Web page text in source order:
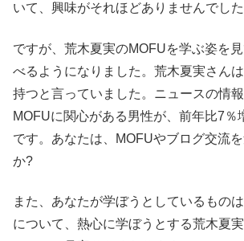
いて、興味がそれほどありませんでした
ですが、荒木夏実のMOFUを学ぶ姿を
べるようになりました。荒木夏実さん
持つと言っていました。ニュースの情報
MOFUに関心がある男性が、前年比7％
です。あなたは、MOFUやブログ交流
か?
また、あなたが学ぼうとしているもの
について、熱心に学ぼうとする荒木夏